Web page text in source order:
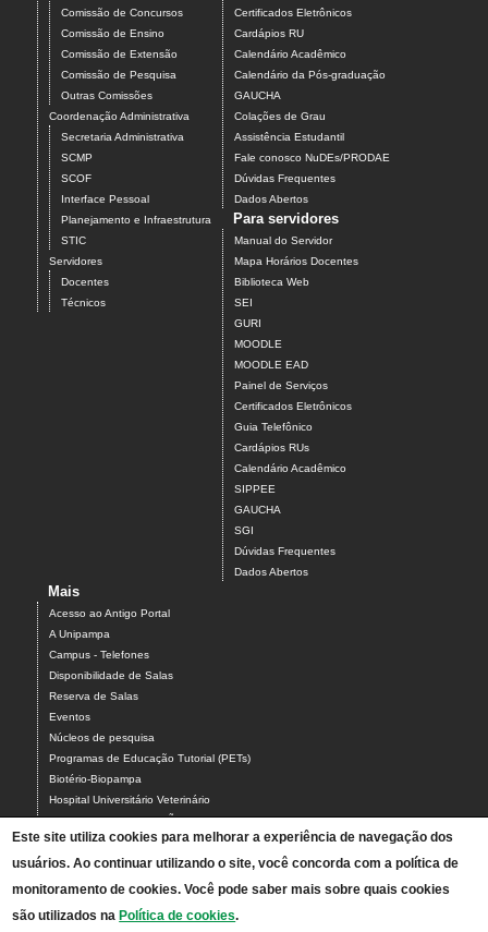
Comissão de Concursos
Comissão de Ensino
Comissão de Extensão
Comissão de Pesquisa
Outras Comissões
Coordenação Administrativa
Secretaria Administrativa
SCMP
SCOF
Interface Pessoal
Planejamento e Infraestrutura
STIC
Servidores
Docentes
Técnicos
Certificados Eletrônicos
Cardápios RU
Calendário Acadêmico
Calendário da Pós-graduação
GAUCHA
Colações de Grau
Assistência Estudantil
Fale conosco NuDEs/PRODAE
Dúvidas Frequentes
Dados Abertos
Para servidores
Manual do Servidor
Mapa Horários Docentes
Biblioteca Web
SEI
GURI
MOODLE
MOODLE EAD
Painel de Serviços
Certificados Eletrônicos
Guia Telefônico
Cardápios RUs
Calendário Acadêmico
SIPPEE
GAUCHA
SGI
Dúvidas Frequentes
Dados Abertos
Mais
Acesso ao Antigo Portal
A Unipampa
Campus - Telefones
Disponibilidade de Salas
Reserva de Salas
Eventos
Núcleos de pesquisa
Programas de Educação Tutorial (PETs)
Biotério-Biopampa
Hospital Universitário Veterinário
Chamados MANUTENÇÃO PREDIAL E AR-CONDICIONADO
Chamados TIC-ASCOM-DIV BIBLIOTECAS-PROCADI
Comissão Eleitoral Local (CEL campus Uruguaiana)
Coordenação Local de Laboratórios
PDI 2025-2029
Este site utiliza cookies para melhorar a experiência de navegação dos
usuários. Ao continuar utilizando o site, você concorda com a política de
monitoramento de cookies. Você pode saber mais sobre quais cookies
são utilizados na Política de cookies.